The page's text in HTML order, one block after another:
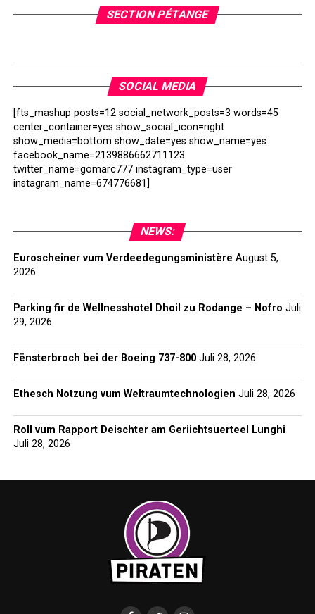
SECTION PÉTANGE
SOCIAL MEDIA
[fts_mashup posts=12 social_network_posts=3 words=45
center_container=yes show_social_icon=right
show_media=bottom show_date=yes show_name=yes
facebook_name=2139886662711123
twitter_name=gomarc777 instagram_type=user
instagram_name=674776681]
NEWS:
Euroscheiner vum Verdeedegungsministère August 5,
2026
Parking fir de Wellnesshotel Dhoil zu Rodange – Nofro Juli
29, 2026
Fënsterbroch bei der Boeing 737-800 Juli 28, 2026
Ethesch Notzung vum Weltraumtechnologien Juli 28, 2026
Roll vum Rapport Deischter am Geriichtsuerteel Lunghi
Juli 28, 2026